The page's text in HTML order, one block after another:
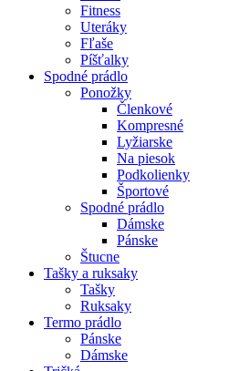
Fitness
Uteráky
Fľaše
Píšťalky
Spodné prádlo
Ponožky
Členkové
Kompresné
Lyžiarske
Na piesok
Podkolienky
Športové
Spodné prádlo
Dámske
Pánske
Štucne
Tašky a ruksaky
Tašky
Ruksaky
Termo prádlo
Pánske
Dámske